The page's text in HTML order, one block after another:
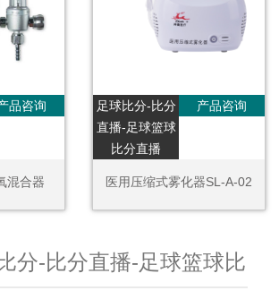
品咨询
混合器
足球比分-比分
直播-足球篮球
比分直播
产品咨询
医用压缩式雾化器SL-A-02
分-比分直播-足球篮球比